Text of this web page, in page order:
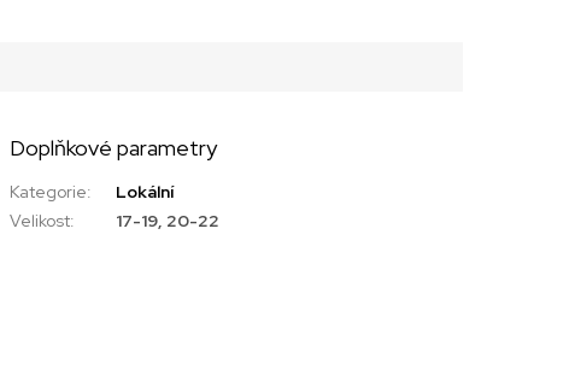
Doplňkové parametry
Kategorie:
Lokální
Velikost: 17-19, 20-22